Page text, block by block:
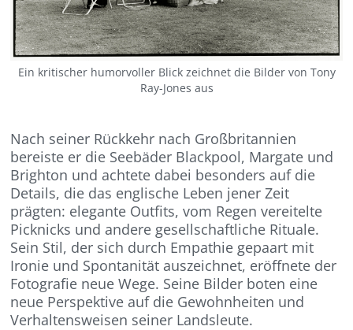
Ein kritischer humorvoller Blick zeichnet die Bilder von Tony
Ray-Jones aus
Nach seiner Rückkehr nach Großbritannien
bereiste er die Seebäder Blackpool, Margate und
Brighton und achtete dabei besonders auf die
Details, die das englische Leben jener Zeit
prägten: elegante Outfits, vom Regen vereitelte
Picknicks und andere gesellschaftliche Rituale.
Sein Stil, der sich durch Empathie gepaart mit
Ironie und Spontanität auszeichnet, eröffnete der
Fotografie neue Wege. Seine Bilder boten eine
neue Perspektive auf die Gewohnheiten und
Verhaltensweisen seiner Landsleute.